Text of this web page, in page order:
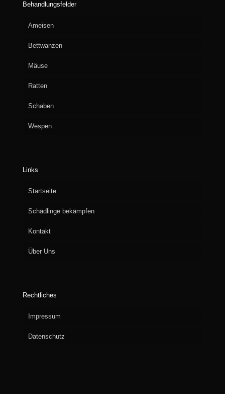
Behandlungsfelder
Ameisen
Bettwanzen
Mäuse
Ratten
Schaben
Wespen
Links
Startseite
Schädlinge bekämpfen
Kontakt
Über Uns
Rechtliches
Impressum
Datenschutz